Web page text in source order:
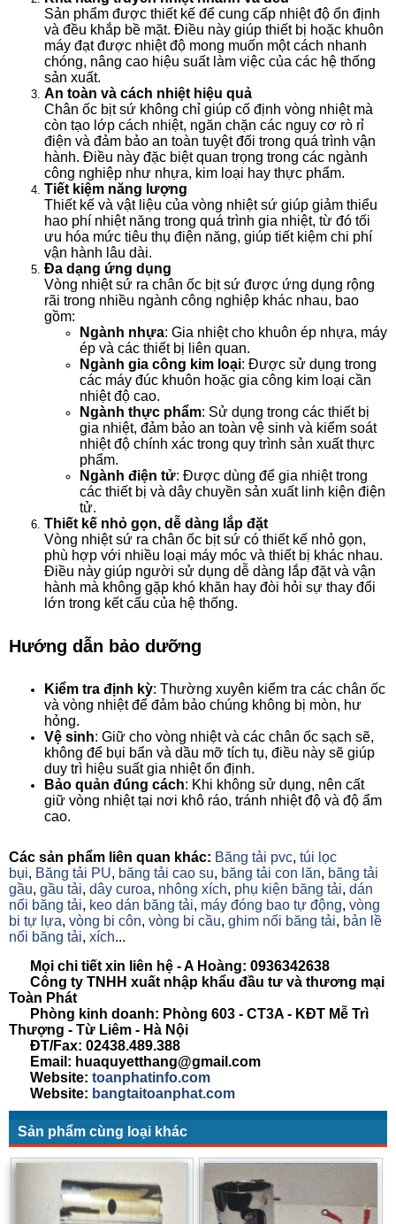
Sản phẩm được thiết kế để cung cấp nhiệt độ ổn định
và đều khắp bề mặt. Điều này giúp thiết bị hoặc khuôn
máy đạt được nhiệt độ mong muốn một cách nhanh
chóng, nâng cao hiệu suất làm việc của các hệ thống
sản xuất.
An toàn và cách nhiệt hiệu quả
Chân ốc bịt sứ không chỉ giúp cố định vòng nhiệt mà
còn tạo lớp cách nhiệt, ngăn chặn các nguy cơ rò rỉ
điện và đảm bảo an toàn tuyệt đối trong quá trình vận
hành. Điều này đặc biệt quan trọng trong các ngành
công nghiệp như nhựa, kim loại hay thực phẩm.
Tiết kiệm năng lượng
Thiết kế và vật liệu của vòng nhiệt sứ giúp giảm thiểu
hao phí nhiệt năng trong quá trình gia nhiệt, từ đó tối
ưu hóa mức tiêu thụ điện năng, giúp tiết kiệm chi phí
vận hành lâu dài.
Đa dạng ứng dụng
Vòng nhiệt sứ ra chân ốc bịt sứ được ứng dụng rộng
rãi trong nhiều ngành công nghiệp khác nhau, bao
gồm:
Ngành nhựa: Gia nhiệt cho khuôn ép nhựa, máy
ép và các thiết bị liên quan.
Ngành gia công kim loại: Được sử dụng trong
các máy đúc khuôn hoặc gia công kim loại cần
nhiệt độ cao.
Ngành thực phẩm: Sử dụng trong các thiết bị
gia nhiệt, đảm bảo an toàn vệ sinh và kiểm soát
nhiệt độ chính xác trong quy trình sản xuất thực
phẩm.
Ngành điện tử: Được dùng để gia nhiệt trong
các thiết bị và dây chuyền sản xuất linh kiện điện
tử.
Thiết kế nhỏ gọn, dễ dàng lắp đặt
Vòng nhiệt sứ ra chân ốc bịt sứ có thiết kế nhỏ gọn,
phù hợp với nhiều loại máy móc và thiết bị khác nhau.
Điều này giúp người sử dụng dễ dàng lắp đặt và vận
hành mà không gặp khó khăn hay đòi hỏi sự thay đổi
lớn trong kết cấu của hệ thống.
Hướng dẫn bảo dưỡng
Kiểm tra định kỳ: Thường xuyên kiểm tra các chân ốc
và vòng nhiệt để đảm bảo chúng không bị mòn, hư
hỏng.
Vệ sinh: Giữ cho vòng nhiệt và các chân ốc sạch sẽ,
không để bụi bẩn và dầu mỡ tích tụ, điều này sẽ giúp
duy trì hiệu suất gia nhiệt ổn định.
Bảo quản đúng cách: Khi không sử dụng, nên cất
giữ vòng nhiệt tại nơi khô ráo, tránh nhiệt độ và độ ẩm
cao.
Các sản phẩm liên quan khác: Băng tải pvc, túi lọc
bụi, Băng tải PU, băng tải cao su, băng tải con lăn, băng tải
gầu, gầu tải, dây curoa, nhông xích, phụ kiện băng tải, dán
nối băng tải, keo dán băng tải, máy đóng bao tự động, vòng
bi tự lựa, vòng bi côn, vòng bi cầu, ghim nối băng tải, bản lề
nối băng tải, xích...
Mọi chi tiết xin liên hệ - A Hoàng: 0936342638
Công ty TNHH xuất nhập khẩu đầu tư và thương mại
Toàn Phát
Phòng kinh doanh: Phòng 603 - CT3A - KĐT Mễ Trì
Thượng - Từ Liêm - Hà Nội
ĐT/Fax: 02438.489.388
Email: huaquyetthang@gmail.com
Website: toanphatinfo.com
Website: bangtaitoanphat.com
Sản phẩm cùng loại khác